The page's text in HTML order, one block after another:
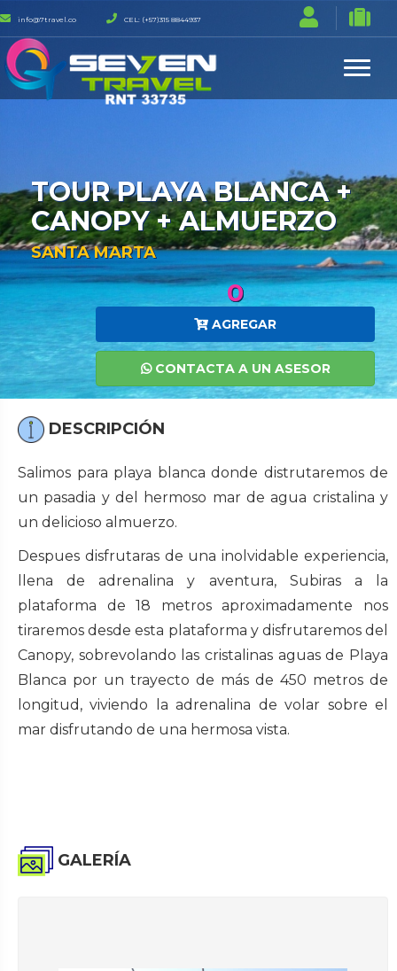
info@7travel.co CEL: (+57)315 8844937
TOUR PLAYA BLANCA +
CANOPY + ALMUERZO
SANTA MARTA
0
AGREGAR
CONTACTA A UN ASESOR
DESCRIPCIÓN
Salimos para playa blanca donde distrutaremos de
un pasadia y del hermoso mar de agua cristalina y
un delicioso almuerzo.
Despues disfrutaras de una inolvidable experiencia,
llena de adrenalina y aventura, Subiras a la
plataforma de 18 metros aproximadamente nos
tiraremos desde esta plataforma y disfrutaremos del
Canopy, sobrevolando las cristalinas aguas de Playa
Blanca por un trayecto de más de 450 metros de
longitud, viviendo la adrenalina de volar sobre el
mar disfrutando de una hermosa vista.
GALERÍA